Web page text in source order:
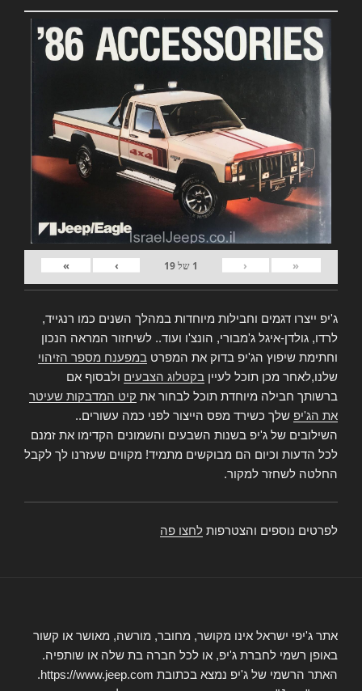
«
‹
1 של19
›
»
ג'יפ ייצרו דגמים וחבילות מיוחדות במהלך השנים כמו רנגייד,
לרדו, גולדן-איגל ג'מבורי, הונצ'ו ועוד.. לשיחזור המראה הנכון
וחתימת שיפוץ הג'יפ בדוק את המפרט במפענח מספר הזיהוי
שלנו,לאחר מכן תוכל לעיין בקטלוג הצבעים ולבסוף אם
ברשותך חבילה מיוחדת תוכל לבחור את קיט המדבקות שעיטר
את הג'יפ שלך כשירד מפס הייצור לפני כמה עשורים..
השילובים של ג'יפ בשנות השבעים והשמונים הקדימו את זמנם
לכל הדעות וכיום הם מבוקשים מתמיד! מקווים שעזרנו לך לקבל
החלטה לשחזר למקור.
לפרטים נוספים והצטרפות לחצו פה
אתר ג'יפי ישראל אינו מקושר, מחובר, מורשה, מאושר או קשור
באופן רשמי לחברת ג'יפ, או לכל חברה בת שלה או שותפיה.
האתר הרשמי של ג'יפ נמצא בכתובת https://www.jeep.com.